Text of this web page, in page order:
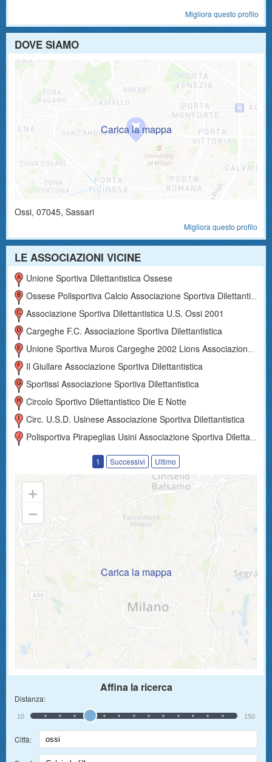
Migliora questo profilo
DOVE SIAMO
Ossi, 07045, Sassari
Migliora questo profilo
LE ASSOCIAZIONI VICINE
Unione Sportiva Dilettantistica Ossese
Ossese Polisportiva Calcio Associazione Sportiva Dilettantistica
Associazione Sportiva Dilettantistica U.s. Ossi 2001
Cargeghe F.c. Associazione Sportiva Dilettantistica
Unione Sportiva Muros Cargeghe 2002 Lions Associazione Sportiva Dilettantistica
Il Giullare Associazione Sportiva Dilettantistica
Sportissi Associazione Sportiva Dilettantistica
Circolo Sportivo Dilettantistico Die E Notte
Circ. U.s.d. Usinese Associazione Sportiva Dilettantistica
Polisportiva Pirapeglias Usini Associazione Sportiva Dilettantistica
1 Successivi Ultimo
Carica la mappa
Affina la ricerca
Distanza:
10 150
Città: